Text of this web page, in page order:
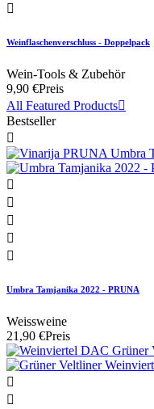

Weinflaschenverschluss - Doppelpack
Wein-Tools & Zubehör
9,90 €Preis
All Featured Products
Bestseller






Umbra Tamjanika 2022 - PRUNA
Weissweine
21,90 €Preis

